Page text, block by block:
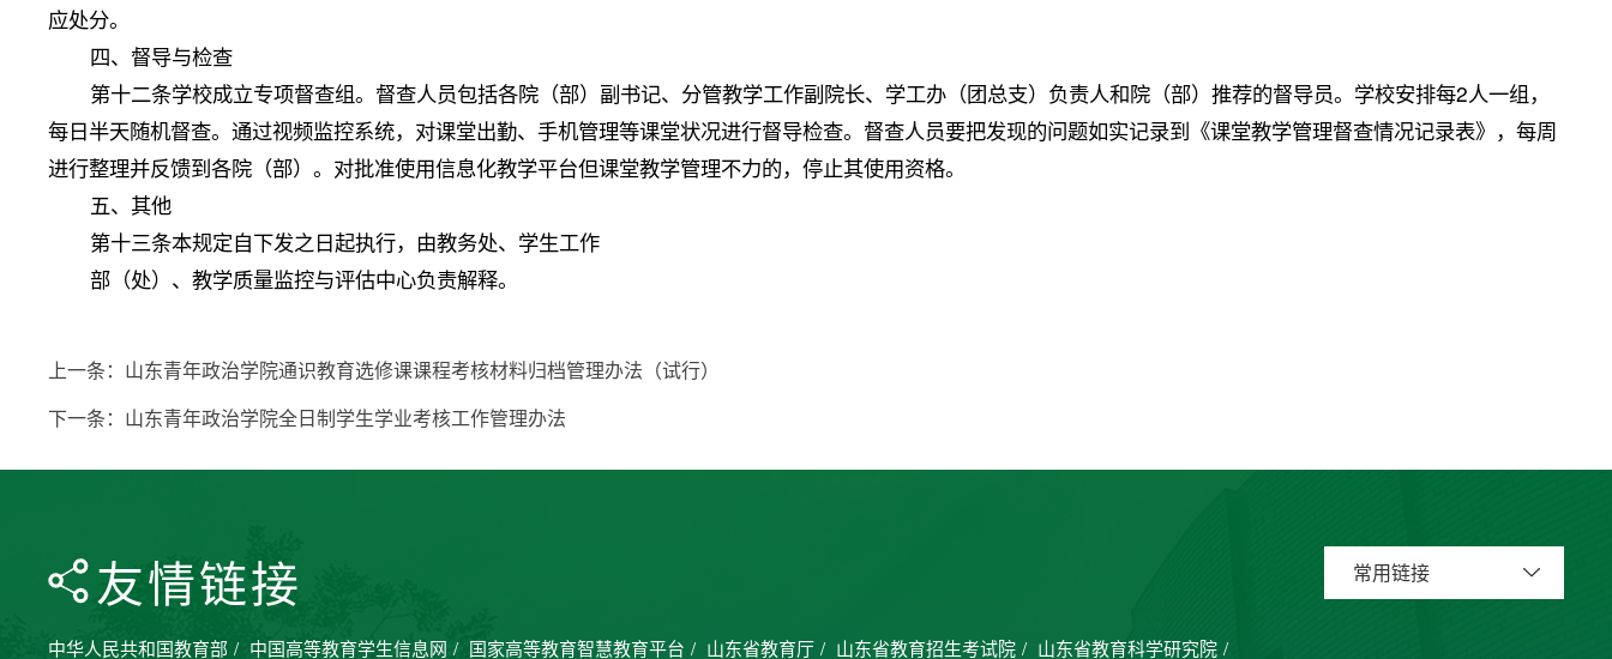
应处分。
四、督导与检查
第十二条学校成立专项督查组。督查人员包括各院（部）副书记、分管教学工作副院长、学工办（团总支）负责人和院（部）推荐的督导员。学校安排每2人一组，
每日半天随机督查。通过视频监控系统，对课堂出勤、手机管理等课堂状况进行督导检查。督查人员要把发现的问题如实记录到《课堂教学管理督查情况记录表》，每周
进行整理并反馈到各院（部）。对批准使用信息化教学平台但课堂教学管理不力的，停止其使用资格。
五、其他
第十三条本规定自下发之日起执行，由教务处、学生工作
部（处）、教学质量监控与评估中心负责解释。
上一条： 山东青年政治学院通识教育选修课课程考核材料归档管理办法（试行）
下一条： 山东青年政治学院全日制学生学业考核工作管理办法
友情链接
中华人民共和国教育部 / 中国高等教育学生信息网 / 国家高等教育智慧教育平台 / 山东省教育厅 / 山东省教育招生考试院 / 山东省教育科学研究院 /
常用链接